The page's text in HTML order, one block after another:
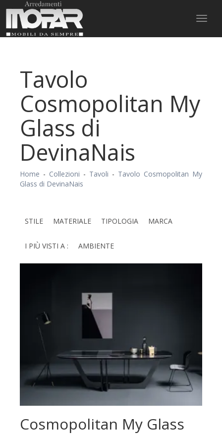
Tavolo
Cosmopolitan My
Glass di
DevinaNais
Home - Collezioni - Tavoli - Tavolo Cosmopolitan My
Glass di DevinaNais
STILE MATERIALE TIPOLOGIA MARCA
I PIÙ VISTI A : AMBIENTE
Cosmopolitan My Glass